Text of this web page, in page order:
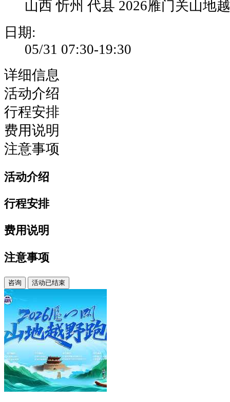
捷
达
领
物
现
场
及
赛
会
我
贴
地
安
排
了
赛
事
接
驳
车
参
赛
山西 忻州 代县 2026雁门关山地
日期:
05/31 07:30-19:30
详细信息
活动介绍
行程安排
费用说明
注意事项
活动介绍
行程安排
费用说明
注意事项
咨询 活动已结束